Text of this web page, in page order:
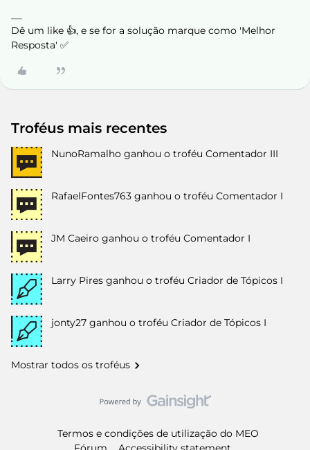
Dê um like 👍, e se for a solução marque como 'Melhor
Resposta' ✅
Troféus mais recentes
NunoRamalho ganhou o troféu Comentador III
RafaelFontes763 ganhou o troféu Comentador I
JM Caeiro ganhou o troféu Comentador I
Larry Pires ganhou o troféu Criador de Tópicos I
jonty27 ganhou o troféu Criador de Tópicos I
Mostrar todos os troféus
Termos e condições de utilização do MEO